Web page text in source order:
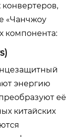
конвертеров,
«Чанчжоу
компонента:
энергию
её
китайских